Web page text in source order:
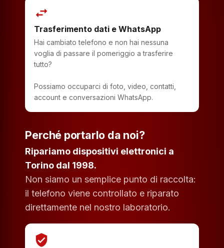
swap_horiz
Trasferimento dati e WhatsApp
Hai cambiato telefono e non hai nessuna
voglia di passare il pomeriggio a trasferire
tutto?
Possiamo occuparci di foto, video, contatti,
account e conversazioni WhatsApp.
Perché portarlo da noi?
Ripariamo dispositivi elettronici a
Torino dal 1998.
Non siamo un semplice punto di raccolta:
il telefono viene controllato e riparato
direttamente nel nostro laboratorio.
verified_user